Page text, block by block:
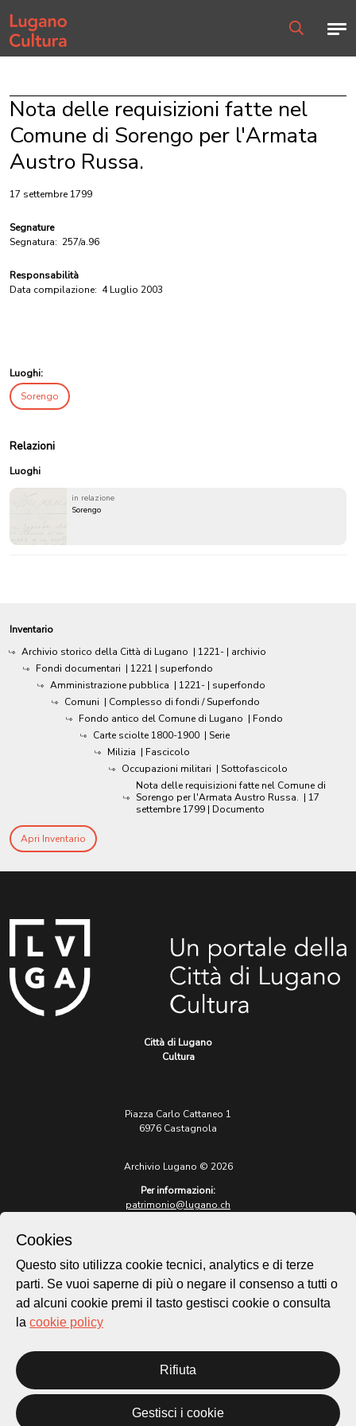
Home page
Nota delle requisizioni fatte nel
Comune di Sorengo per l'Armata
Austro Russa.
17 settembre 1799
Segnature
Segnatura: 257/a.96
Responsabilità
Data compilazione: 4 Luglio 2003
Luoghi:
Sorengo
Relazioni
Luoghi
in relazione
Sorengo
Inventario
Archivio storico della Città di Lugano | 1221- | archivio
Fondi documentari | 1221 | superfondo
Amministrazione pubblica | 1221- | superfondo
Comuni | Complesso di fondi / Superfondo
Fondo antico del Comune di Lugano | Fondo
Carte sciolte 1800-1900 | Serie
Milizia | Fascicolo
Occupazioni militari | Sottofascicolo
Nota delle requisizioni fatte nel Comune di
Sorengo per l'Armata Austro Russa. | 17
settembre 1799 | Documento
Apri Inventario
Città di Lugano
Cultura
Piazza Carlo Cattaneo 1
6976 Castagnola
Archivio Lugano © 2026
Per informazioni:
patrimonio@lugano.ch
lugano.ch
Cookie policy
Homepage
Temi
Mappa
Novità
Cookies
Questo sito utilizza cookie tecnici, analytics e di terze
parti. Se vuoi saperne di più o negare il consenso a tutti o
ad alcuni cookie premi il tasto gestisci cookie o consulta
la cookie policy
Rifiuta
Gestisci i cookie